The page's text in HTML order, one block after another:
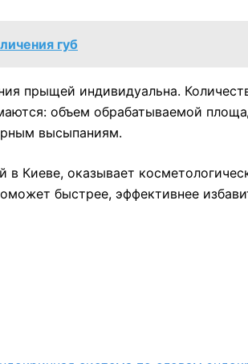
губ
прыщей индивидуальна.
объем обрабатываемой
высыпаниям.
Киеве, оказывает
быстрее, эффективнее